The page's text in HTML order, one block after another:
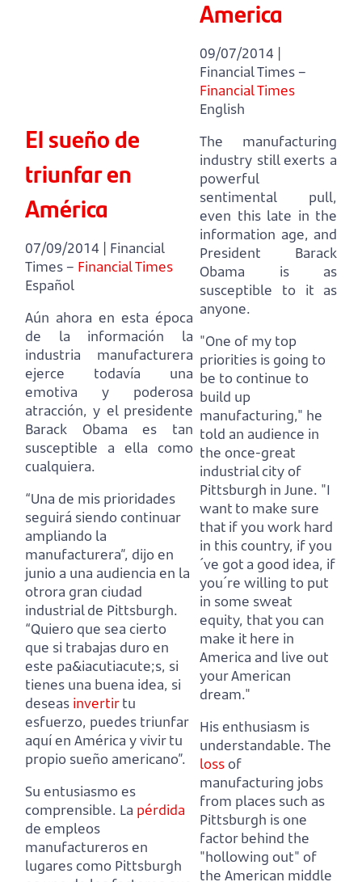
El sueño de
triunfar en
América
07/09/2014 | Financial
Times – Financial Times
Español
Aún ahora en esta época
de la información la
industria manufacturera
ejerce todavía una
emotiva y poderosa
atracción, y el presidente
Barack Obama es tan
susceptible a ella como
cualquiera.
“Una de mis prioridades
seguirá siendo continuar
ampliando la
manufacturera”, dijo en
junio a una audiencia en la
otrora gran ciudad
industrial de Pittsburgh.
“Quiero que sea cierto
que si trabajas duro en
este pa&iacutiacute;s, si
tienes una buena idea, si
deseas invertirtu
esfuerzo, puedes triunfar
aquí en América y vivir tu
propio sueño americano”.
Su entusiasmo es
comprensible. La pérdida
de empleos
manufactureros en
lugares como Pittsburgh
America
09/07/2014 |
Financial Times –
Financial Times
English
The manufacturing
industry still exerts a
powerful
sentimental pull,
even this late in the
information age, and
President Barack
Obama is as
susceptible to it as
anyone.
"One of my top
priorities is going to
be to continue to
build up
manufacturing," he
told an audience in
the once-great
industrial city of
Pittsburgh in June. "I
want to make sure
that if you work hard
in this country, if you
´ve got a good idea, if
you´re willing to put
in some sweat
equity, that you can
make it here in
America and live out
your American
dream."
His enthusiasm is
understandable. The
lossof
manufacturing jobs
from places such as
Pittsburgh is one
factor behind the
"hollowing out" of
the American middle